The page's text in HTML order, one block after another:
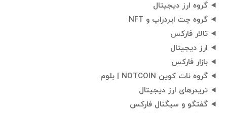
گروه ارز دیجیتال
گروه چت ایردراپ و NFT
تالار فارکس
ارز دیجیتال
بازار فارکس
گروه نات کوین NOTCOIN | بلوم
تریدرهای ارز دیجیتال
گفتگو و سیگنال فارکس